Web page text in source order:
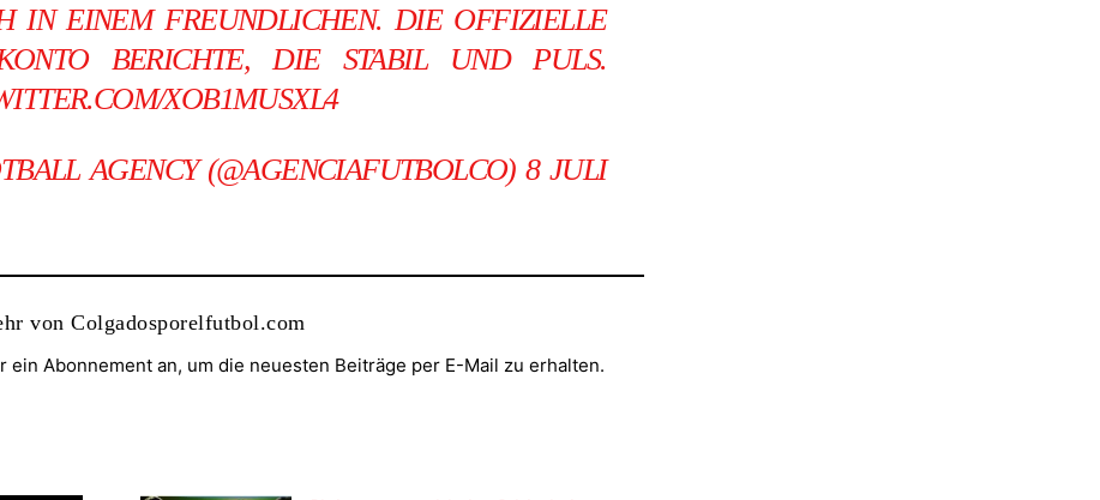
IN EINEM FREUNDLICHEN. DIE OFFIZIELLE
BERICHTE, DIE STABIL UND PULS.
XOB1MUSXL4
AGENCY (@AGENCIAFUTBOLCO)8 JULI
von Colgadosporelfutbol.com
ein Abonnement an, um die neuesten Beiträge per E-Mail zu erhalten.